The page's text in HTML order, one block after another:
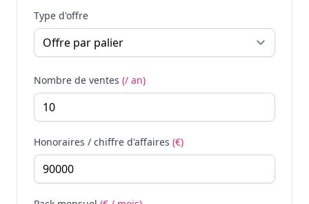
Type d'offre
Nombre de ventes (/ an)
Honoraires / chiffre d'affaires (€)